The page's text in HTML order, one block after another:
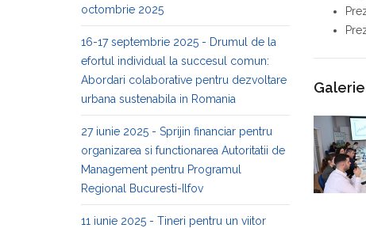
octombrie 2025
16-17 septembrie 2025 - Drumul de la
efortul individual la succesul comun:
Abordari colaborative pentru dezvoltare
urbana sustenabila in Romania
27 iunie 2025 - Sprijin financiar pentru
organizarea si functionarea Autoritatii de
Management pentru Programul
Regional Bucuresti-Ilfov
11 iunie 2025 - Tineri pentru un viitor